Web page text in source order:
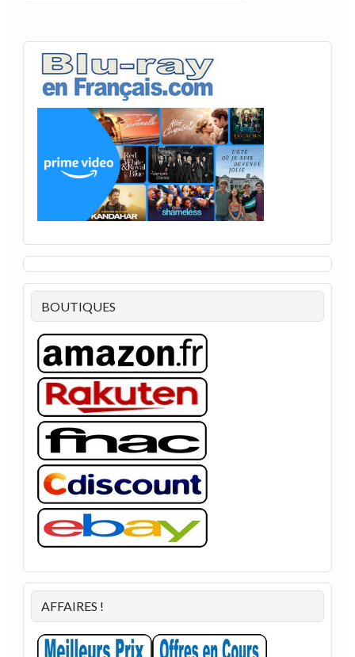
BOUTIQUES
AFFAIRES !